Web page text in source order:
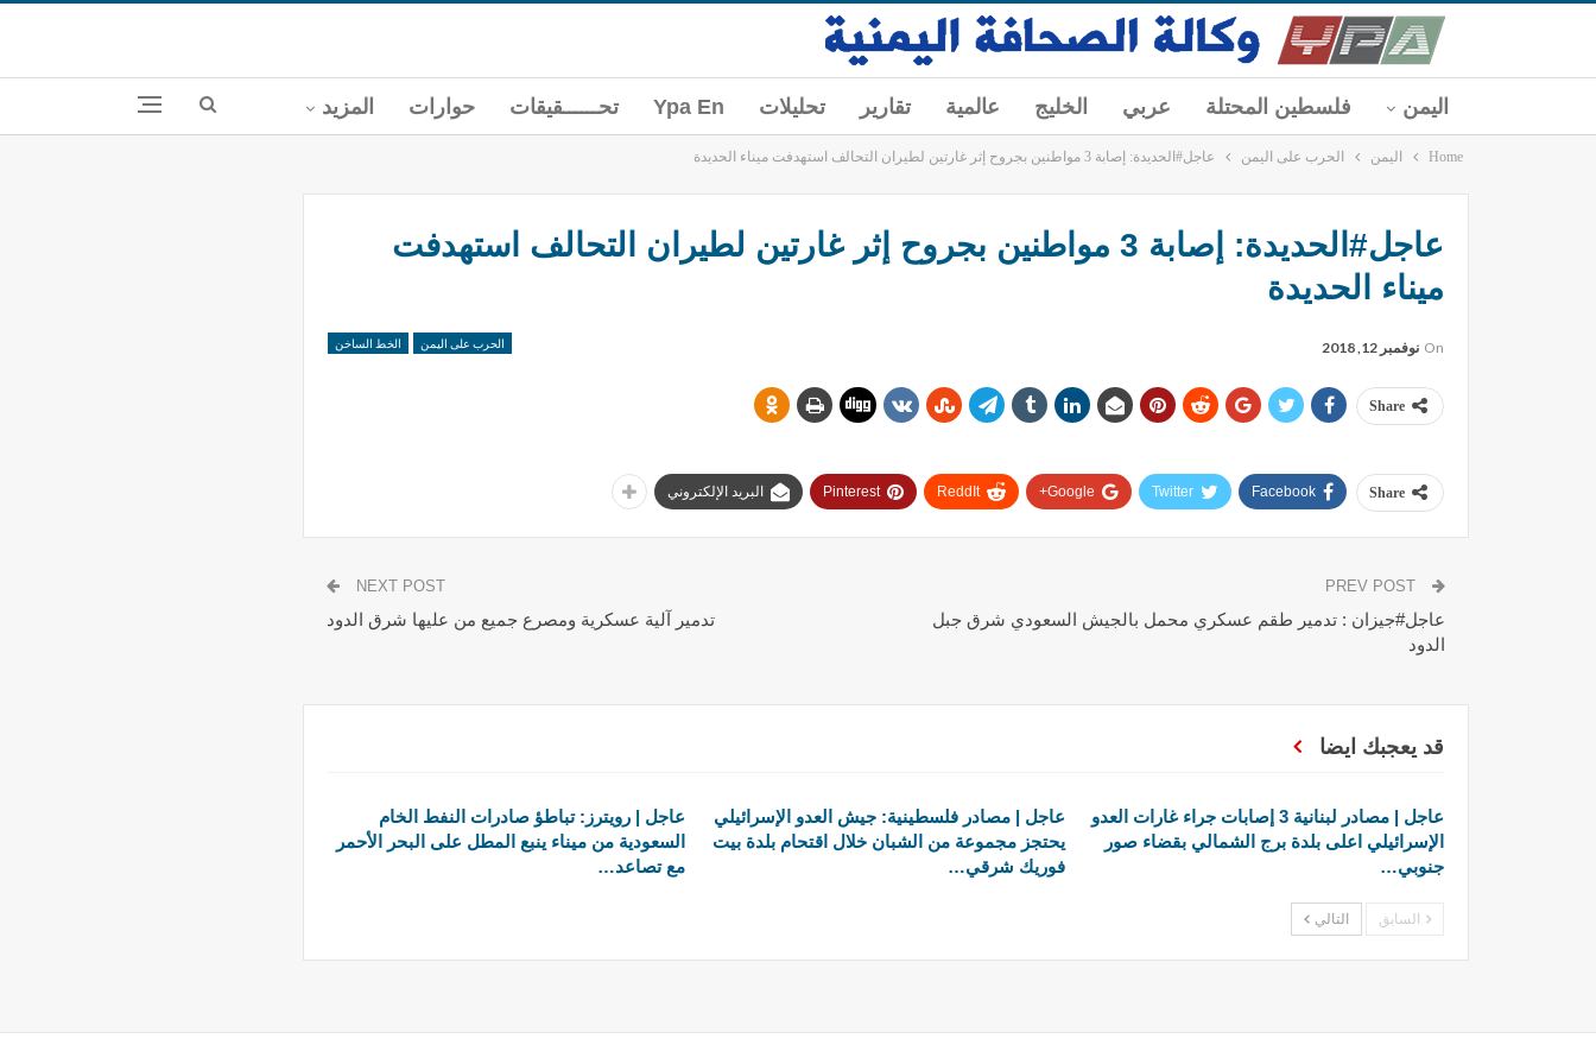
اليمن فلسطين المحتلة عربي الخليج عالمية تقارير تحليلات Ypa En تحــــــقيقات حوارات المزيد
Home اليمن الحرب على اليمن عاجل#الحديدة: إصابة 3 مواطنين بجروح إثر غارتين لطيران التحالف استهدفت ميناء الحديدة
عاجل#الحديدة: إصابة 3 مواطنين بجروح إثر غارتين لطيران التحالف استهدفت
ميناء الحديدة
الحرب على اليمن الخط الساخن On نوفمبر 12, 2018
Share
Share
Facebook
Twitter
Google+
ReddIt
Pinterest البريد الإلكتروني
عاجل#جيزان : تدمير طقم عسكري محمل بالجيش السعودي شرق جبل
الدود
NEXT POST
تدمير آلية عسكرية ومصرع جميع من عليها شرق الدود
قد يعجبك ايضا
عاجل | مصادر لبنانية 3 إصابات جراء غارات العدو
الإسرائيلي اعلى بلدة برج الشمالي بقضاء صور
جنوبي…
عاجل | مصادر فلسطينية: جيش العدو الإسرائيلي
يحتجز مجموعة من الشبان خلال اقتحام بلدة بيت
فوريك شرقي…
عاجل | رويترز: تباطؤ صادرات النفط الخام
السعودية من ميناء ينبع المطل على البحر الأحمر
مع تصاعد…
السابق التالي